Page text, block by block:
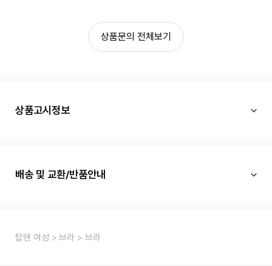
상품문의 전체보기
상품고시정보
배송 및 교환/반품안내
탑텐 여성 브라 브라